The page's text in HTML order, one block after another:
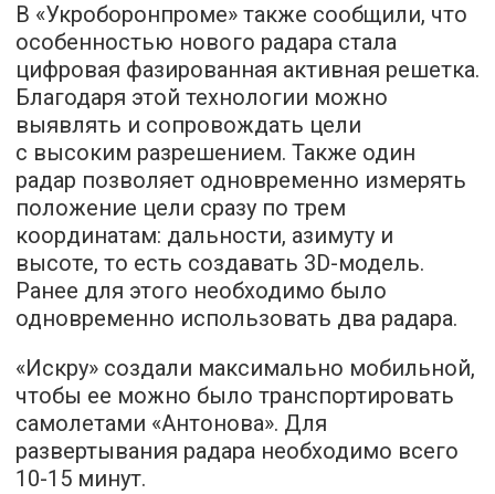
В «Укроборонпроме» также сообщили, что
особенностью нового радара стала
цифровая фазированная активная решетка.
Благодаря этой технологии можно
выявлять и сопровождать цели
с высоким разрешением. Также один
радар позволяет одновременно измерять
положение цели сразу по трем
координатам: дальности, азимуту и ​​
высоте, то есть создавать 3D-модель.
Ранее для этого необходимо было
одновременно использовать два радара.
«Искру» создали максимально мобильной,
чтобы ее можно было транспортировать
самолетами «Антонова». Для
развертывания радара необходимо всего
10-15 минут.